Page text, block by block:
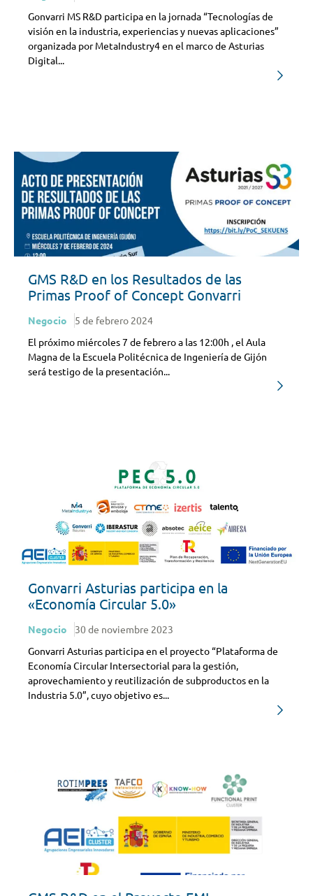
Gonvarri MS R&D participa en la jornada “Tecnologías de
visión en la industria, experiencias y nuevas aplicaciones”
organizada por MetaIndustry4 en el marco de Asturias
Digital...
GMS R&D en los Resultados de las
Primas Proof of Concept Gonvarri
Negocio
5 de febrero 2024
El próximo miércoles 7 de febrero a las 12:00h , el Aula
Magna de la Escuela Politécnica de Ingeniería de Gijón
será testigo de la presentación...
Gonvarri Asturias participa en la
«Economía Circular 5.0»
Negocio
30 de noviembre 2023
Gonvarri Asturias participa en el proyecto “Plataforma de
Economía Circular Intersectorial para la gestión,
aprovechamiento y reutilización de subproductos en la
Industria 5.0”, cuyo objetivo es...